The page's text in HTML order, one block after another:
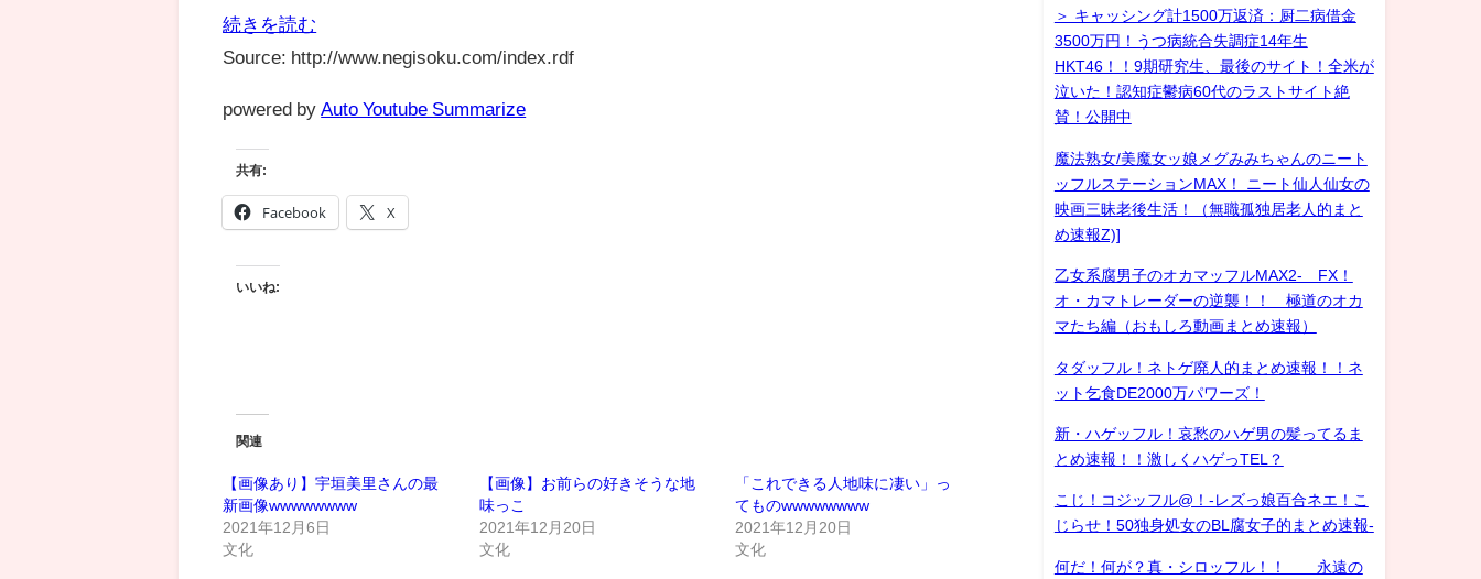
続きを読む
Source: http://www.negisoku.com/index.rdf
powered by Auto Youtube Summarize
共有:
Facebook X
いいね:
関連
【画像あり】宇垣美里さんの最
新画像wwwwwwww
2021年12月6日
文化
【画像】お前らの好きそうな地
味っこ
2021年12月20日
文化
「これできる人地味に凄い」っ
てものwwwwwwww
2021年12月20日
文化
＞ キャッシング計1500万返済：厨二病借金
3500万円！うつ病統合失調症14年生
HKT46！！9期研究生、最後のサイト！全米が
泣いた！認知症鬱病60代のラストサイト絶
賛！公開中
魔法熟女/美魔女ッ娘メグみみちゃんのニート
ッフルステーションMAX！ ニート仙人仙女の
映画三昧老後生活！（無職孤独居老人的まと
め速報Z)]
乙女系腐男子のオカマッフルMAX2- FX！
オ・カマトレーダーの逆襲！！ 極道のオカ
マたち編（おもしろ動画まとめ速報）
タダッフル！ネトゲ廃人的まとめ速報！！ネ
ット乞食DE2000万パワーズ！
新・ハゲッフル！哀愁のハゲ男の髪ってるま
とめ速報！！激しくハゲっTEL？
こじ！コジッフル@！-レズっ娘百合ネエ！こ
じらせ！50独身処女のBL腐女子的まとめ速報-
何だ！何が？真・シロッフル！！ 永遠の